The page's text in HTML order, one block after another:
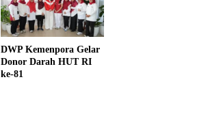
DWP Kemenpora Gelar
Donor Darah HUT RI
ke-81